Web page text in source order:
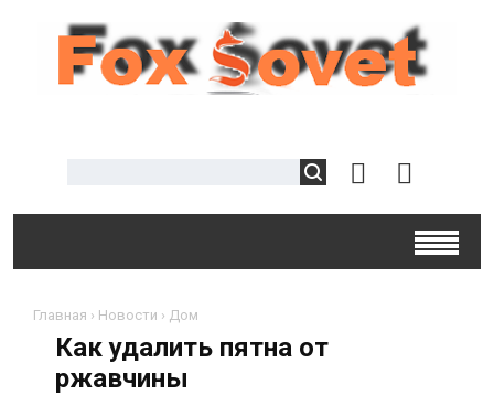
Главная › Новости › Дом
Как удалить пятна от
ржавчины